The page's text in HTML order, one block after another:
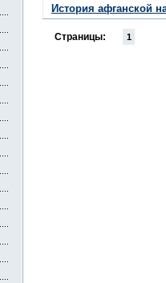
История афганской
Страницы: 1